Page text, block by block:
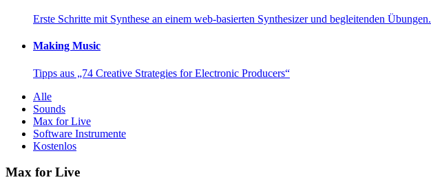
Erste Schritte mit Synthese an einem web-basierten Synthesizer und begleitenden Übungen.
Making Music
Tipps aus „74 Creative Strategies for Electronic Producers“
Alle
Sounds
Max for Live
Software Instrumente
Kostenlos
Max for Live